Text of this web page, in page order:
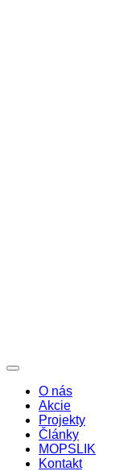
O nás
Akcie
Projekty
Články
MOPSLIK
Kontakt